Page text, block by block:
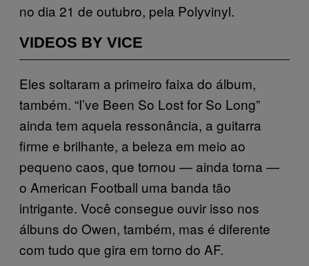
no dia 21 de outubro, pela Polyvinyl.
VIDEOS BY VICE
Eles soltaram a primeiro faixa do álbum,
também. “I’ve Been So Lost for So Long”
ainda tem aquela ressonância, a guitarra
firme e brilhante, a beleza em meio ao
pequeno caos, que tornou — ainda torna —
o American Football uma banda tão
intrigante. Você consegue ouvir isso nos
álbuns do Owen, também, mas é diferente
com tudo que gira em torno do AF.